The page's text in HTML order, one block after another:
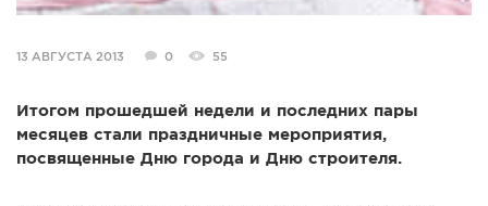
13 АВГУСТА 2013 0 55
Итогом прошедшей недели и последних пары
месяцев стали праздничные мероприятия,
посвященные Дню города и Дню строителя.